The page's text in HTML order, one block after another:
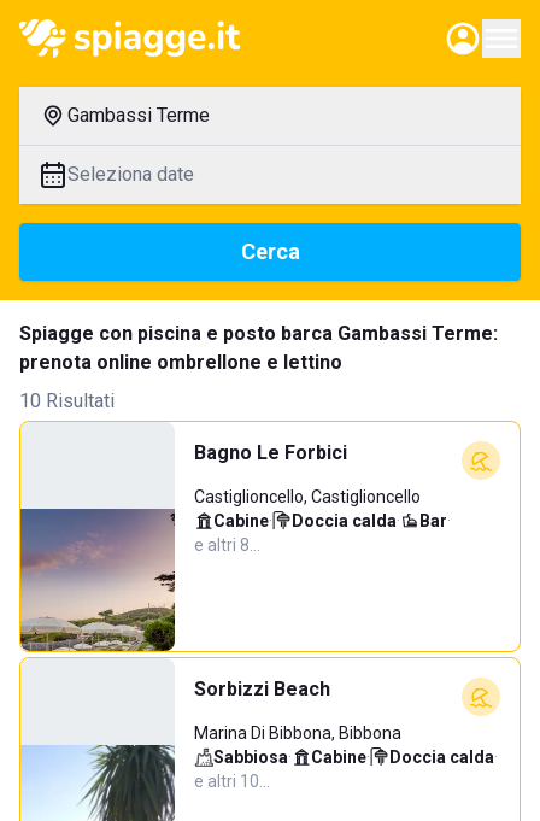
Gambassi Terme
Seleziona date
Cerca
Spiagge con piscina e posto barca Gambassi Terme:
prenota online ombrellone e lettino
10 Risultati
Bagno Le Forbici
Castiglioncello, Castiglioncello
Cabine· Doccia calda· Bar·
e altri 8…
Sorbizzi Beach
Marina Di Bibbona, Bibbona
Sabbiosa· Cabine· Doccia calda·
e altri 10…